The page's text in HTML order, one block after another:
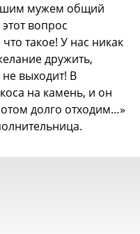
мужем общий
вопрос
такое! У нас никак
дружить,
выходит! В
на камень, и он
долго отходим…»